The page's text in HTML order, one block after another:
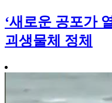
‘새로운 공포가
괴생물체 정체